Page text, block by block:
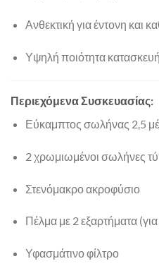
Ανθεκτική για έντονη και
Υψηλή ποιότητα
Περιεχόμενα Συσκευασίας:
Εύκαμπτος σωλήνας 2,5
2 χρωμιωμένοι σωλήνες
Στενόμακρο ακροφύσιο
Πέλμα με 2 εξαρτήματα
Υφασμάτινο φίλτρο